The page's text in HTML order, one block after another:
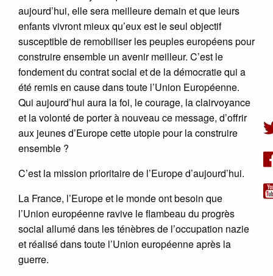
aujourd’hui, elle sera meilleure demain et que leurs
enfants vivront mieux qu’eux est le seul objectif
susceptible de remobiliser les peuples européens pour
construire ensemble un avenir meilleur. C’est le
fondement du contrat social et de la démocratie qui a
été remis en cause dans toute l’Union Européenne.
Qui aujourd’hui aura la foi, le courage, la clairvoyance
et la volonté de porter à nouveau ce message, d’offrir
aux jeunes d’Europe cette utopie pour la construire
ensemble ?
C’est la mission prioritaire de l’Europe d’aujourd’hui.
La France, l’Europe et le monde ont besoin que
l’Union européenne ravive le flambeau du progrès
social allumé dans les ténèbres de l’occupation nazie
et réalisé dans toute l’Union européenne après la
guerre.